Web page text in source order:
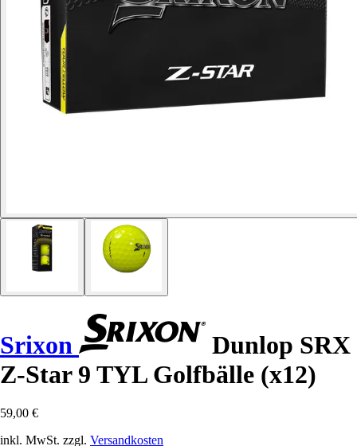
Srixon
Dunlop SRX
Z-Star 9 TYL Golfbälle (x12)
59,00 €
inkl. MwSt. zzgl. Versandkosten